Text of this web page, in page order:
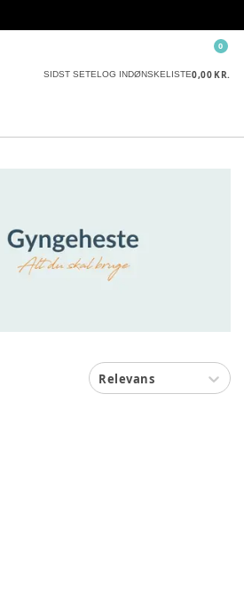
SIDST SETELOG INDØNSKELISTE0,00 KR.
0
Relevans